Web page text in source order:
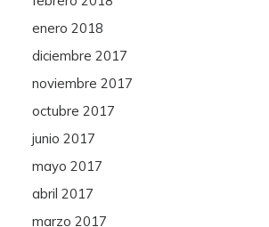
enero 2018
diciembre 2017
noviembre 2017
octubre 2017
junio 2017
mayo 2017
abril 2017
marzo 2017